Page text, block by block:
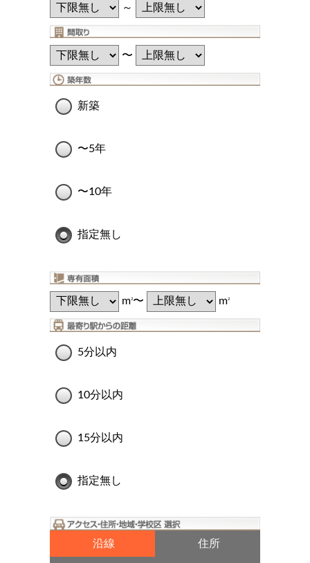
～
〜
新築
〜5年
〜10年
指定無し
m2〜 m2
5分以内
10分以内
15分以内
指定無し
沿線 住所